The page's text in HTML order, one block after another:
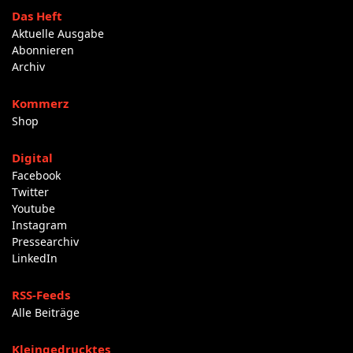
Das Heft
Aktuelle Ausgabe
Abonnieren
Archiv
Kommerz
Shop
Digital
Facebook
Twitter
Youtube
Instagram
Pressearchiv
LinkedIn
RSS-Feeds
Alle Beiträge
Kleingedrucktes